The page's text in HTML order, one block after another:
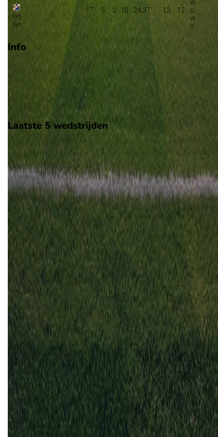
Lyn
Lyn
17 5 2 10 24:37 -13 17
Info
Op 2 augustus 2026 gaat Lyn de strijd aan met Sogndal. De
wedstrijd wordt afgetrapt om 15:00 en wordt gespeeld in de
Norway 2.
Stadion: Bislett Stadion
Scheidsrechter: Onbekend
Laatste 5 wedstrijden
H2H
Sogndal
2 aug2026
Lyn
Sogndal
3
2
11 apr 2026
Sogndal
Lyn
0
21 sep
2025
Sogndal
2 1
22 jun 2025
Sogndal
Lyn
12
15 sep 2024
Sogndal